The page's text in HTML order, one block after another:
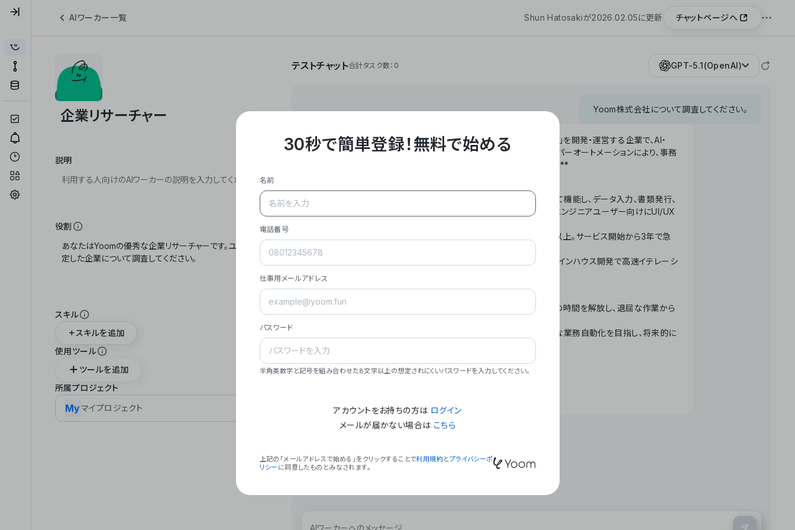
AIワーカー一覧 Shun Hatosakiが2026.02.05に更新 チャットページへ
説明
役割
スキル
スキルを追加
使用ツール
ツールを追加
所属プロジェクト
Myマイプロジェクト
テストチャット合計タスク数：0 GPT-5.1(OpenAI)
Yoom株式会社について調査してください。
**Yoom株式会社は、ビジネスオートメーションSaaS「Yoom」を開発・運営する企業で、AI・
API・RPA・OCRなどの技術をノーコードで組み合わせたハイパーオートメーションにより、事務
作業やデスクワークを自動化するサービスを提供しています。**
- **主力プロダクト「Yoom」**: SaaS連携データベースとして機能し、データ入力、書類発行、
メール対応、請求書処理、日報作成などの業務を自動化。非エンジニアユーザー向けにUI/UX
- **実績**: 国内利用社数20,000社超、直近成長率300%以上。サービス開始から3年で急
- **強み**: すべての自動化技術を1プラットフォームで完結。インハウス開発で高速イテレーシ
- **ミッション**: 「We Make Time」 – テクノロジーで人々の時間を解放し、退屈な作業から
- **ビジョン**: 「Global Business Automation」 – 世界的な業務自動化を目指し、将来的に
### 会社概要
30秒で簡単登録！無料で始める
名前
電話番号
仕事用メールアドレス
パスワード
半角英数字と記号を組み合わせた8文字以上の想定されにくいパスワードを入力してください。
アカウントをお持ちの方は ログイン
メールが届かない場合は こちら
上記の「メールアドレスで始める」をクリックすることで利用規約とプライバシーポ
リシー に同意したものとみなされます。